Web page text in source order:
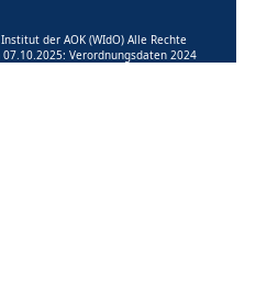
der AOK (WIdO) Alle Rechte
Verordnungsdaten 2024